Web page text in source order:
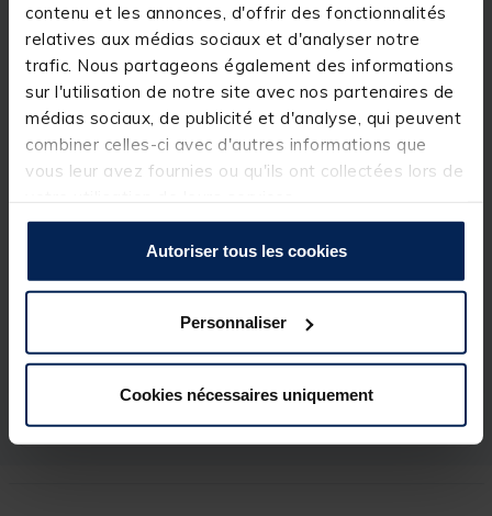
contenu et les annonces, d'offrir des fonctionnalités
relatives aux médias sociaux et d'analyser notre
trafic. Nous partageons également des informations
sur l'utilisation de notre site avec nos partenaires de
médias sociaux, de publicité et d'analyse, qui peuvent
combiner celles-ci avec d'autres informations que
vous leur avez fournies ou qu'ils ont collectées lors de
Autoriser tous les cookies
Personnaliser
Cookies nécessaires uniquement
Arome: Squid
Diamètre: 20mm
Spécifications